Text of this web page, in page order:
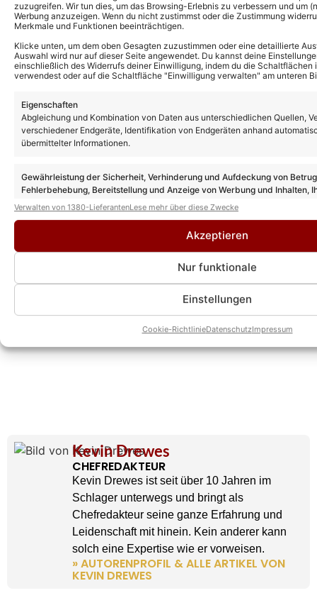
zuzugreifen. Wir tun dies, um das Browsing-Erlebnis zu verbessern und um
Werbung anzuzeigen. Wenn du nicht zustimmst oder die Zustimmung
Merkmale und Funktionen beeinträchtigen.
Klicke unten, um dem oben Gesagten zuzustimmen oder eine detaillierte
Auswahl wird nur auf dieser Seite angewendet. Du kannst deine
einschließlich des Widerrufs deiner Einwilligung, indem du die
verwendest oder auf die Schaltfläche "Einwilligung verwalten" am unteren
Eigenschaften
Abgleichung und Kombination von Daten aus unterschiedlichen Quellen,
verschiedener Endgeräte, Identifikation von Endgeräten anhand
übermittelter Informationen.
Gewährleistung der Sicherheit, Verhinderung und Aufdeckung von
Fehlerbehebung, Bereitstellung und Anzeige von Werbung und Inhalten,
Entscheidungen zum Datenschutz speichern und übermitteln.
Verwalten von 1380-LieferantenLese mehr über diese Zwecke
Akzeptieren
Nur funktionale
Einstellungen
Cookie-RichtlinieDatenschutzImpressum
Kevin Drewes
CHEFREDAKTEUR
Kevin Drewes ist seit über 10 Jahren im
Schlager unterwegs und bringt als
Chefredakteur seine ganze Erfahrung und
Leidenschaft mit hinein. Kein anderer kann
solch eine Expertise wie er vorweisen.
» AUTORENPROFIL & ALLE ARTIKEL VON
KEVIN DREWES